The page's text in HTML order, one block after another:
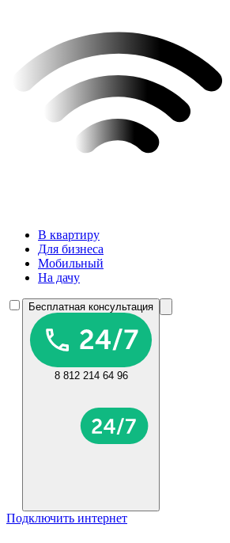
В квартиру
Для бизнеса
Мобильный
На дачу
Бесплатная консультация
8 812 214 64 96
Подключить интернет